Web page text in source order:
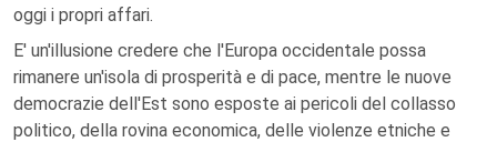
oggi i propri affari.
E' un'illusione credere che l'Europa occidentale possa
rimanere un'isola di prosperità e di pace, mentre le nuove
democrazie dell'Est sono esposte ai pericoli del collasso
politico, della rovina economica, delle violenze etniche e